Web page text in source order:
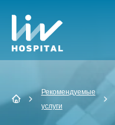
Рекомендуемые
услуги